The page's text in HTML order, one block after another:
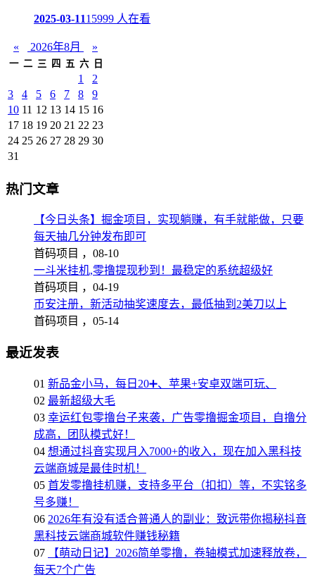
2025-03-1115999 人在看
« 2026年8月 »
一 二 三 四 五 六 日
1
2
3
4 5 6 7 8
9
10 11 12 13 14 15 16
17 18 19 20 21 22 23
24 25 26 27 28 29 30
31
热门文章
【今日头条】掘金项目，实现躺赚，有手就能做，只要
每天抽几分钟发布即可
首码项目 ， 08-10
一斗米挂机,零撸提现秒到！最稳定的系统超级好
首码项目 ， 04-19
币安注册，新活动抽奖速度去，最低抽到2美刀以上
首码项目 ， 05-14
最近发表
01 新品金小马，每日20➕、苹果+安卓双端可玩、
02 最新超级大毛
03 幸运红包零撸台子来袭，广告零撸掘金项目，自撸分
成高，团队模式好！
04 想通过抖音实现月入7000+的收入，现在加入黑科技
云端商城是最佳时机！
05 首发零撸挂机赚，支持多平台（扣扣）等，不实铭多
号多赚！
06 2026年有没有适合普通人的副业：致远带你揭秘抖音
黑科技云端商城软件赚钱秘籍
07
【萌动日记】2026简单零撸，卷轴模式加速释放卷，
每天7个广告